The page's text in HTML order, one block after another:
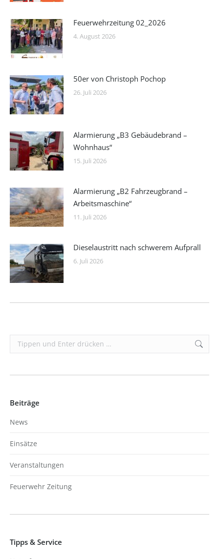
Feuerwehrzeitung 02_2026
4. August 2026
50er von Christoph Pochop
26. Juli 2026
Alarmierung „B3 Gebäudebrand –
Wohnhaus“
15. Juli 2026
Alarmierung „B2 Fahrzeugbrand –
Arbeitsmaschine“
11. Juli 2026
Dieselaustritt nach schwerem Aufprall
6. Juli 2026
Search:
Beiträge
News
Einsätze
Veranstaltungen
Feuerwehr Zeitung
Tipps & Service